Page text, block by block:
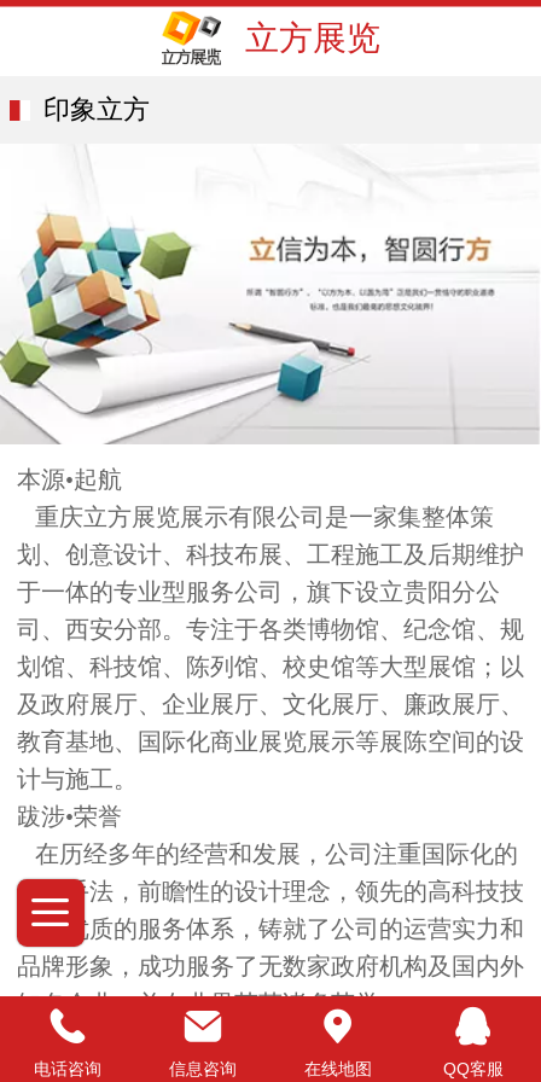
立方展览
印象立方
本源•起航
重庆立方展览展示有限公司是一家集整体策
划、创意设计、科技布展、工程施工及后期维护
于一体的专业型服务公司，旗下设立贵阳分公
司、西安分部。专注于各类博物馆、纪念馆、规
划馆、科技馆、陈列馆、校史馆等大型展馆；以
及政府展厅、企业展厅、文化展厅、廉政展厅、
教育基地、国际化商业展览展示等展陈空间的设
计与施工。
跋涉•荣誉
在历经多年的经营和发展，公司注重国际化的
展陈手法，前瞻性的设计理念，领先的高科技技
术，优质的服务体系，铸就了公司的运营实力和
品牌形象，成功服务了无数家政府机构及国内外
知名企业，并在业界荣获诸多荣誉。
飞跃•无限
电话咨询 信息咨询 在线地图 QQ客服